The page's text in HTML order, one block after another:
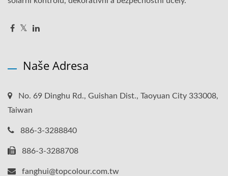
Naše Adresa
No. 69 Dinghu Rd., Guishan Dist., Taoyuan City 333008,
Taiwan
886-3-3288840
886-3-3288708
fanghui@topcolour.com.tw